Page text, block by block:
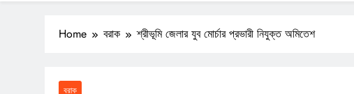
Home বরাক শ্রীভূমি জেলার যুব মোর্চার প্রভারী নিযুক্ত অমিতেশ
বরাক